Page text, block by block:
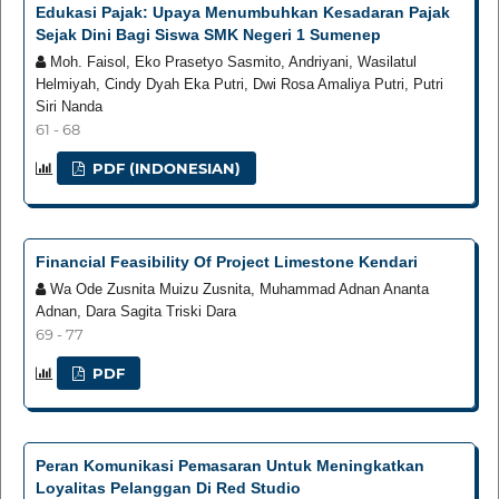
Edukasi Pajak: Upaya Menumbuhkan Kesadaran Pajak
Sejak Dini Bagi Siswa SMK Negeri 1 Sumenep
Moh. Faisol, Eko Prasetyo Sasmito, Andriyani, Wasilatul
Helmiyah, Cindy Dyah Eka Putri, Dwi Rosa Amaliya Putri, Putri
Siri Nanda
61 - 68
PDF (INDONESIAN)
Financial Feasibility Of Project Limestone Kendari
Wa Ode Zusnita Muizu Zusnita, Muhammad Adnan Ananta
Adnan, Dara Sagita Triski Dara
69 - 77
PDF
Peran Komunikasi Pemasaran Untuk Meningkatkan
Loyalitas Pelanggan Di Red Studio